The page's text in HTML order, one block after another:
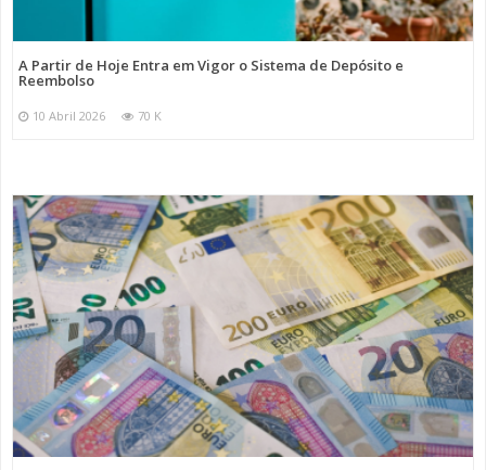
A Partir de Hoje Entra em Vigor o Sistema de Depósito e
Reembolso
10 Abril 2026 70 K